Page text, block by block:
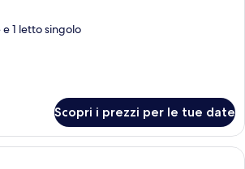
1 letto singolo
Scopri i prezzi per le tue date